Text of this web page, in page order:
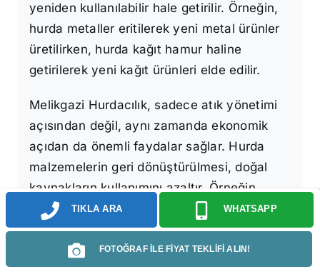
yeniden kullanılabilir hale getirilir. Örneğin,
hurda metaller eritilerek yeni metal ürünler
üretilirken, hurda kağıt hamur haline
getirilerek yeni kağıt ürünleri elde edilir.
Melikgazi Hurdacılık, sadece atık yönetimi
açısından değil, aynı zamanda ekonomik
açıdan da önemli faydalar sağlar. Hurda
malzemelerin geri dönüştürülmesi, doğal
kaynakların kullanımını azaltır. Örneğin,
alüminyumun hurdasından geri
dönüştürülmesi, alüminyum cevherinden
üretilmesine göre %95 daha az enerji
gerektirir. Benzer şekilde, çelik, bakır ve
TIKLA ARA WHATSAPP
FOTOĞRAF İLE FİYAT TEKLİFİ ALIN!